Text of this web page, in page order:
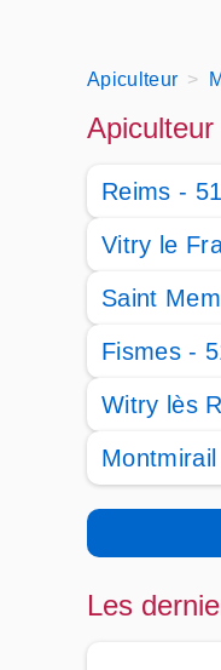
Apiculteur
Reims -
Vitry le
Saint
Fismes -
Witry lès
Les